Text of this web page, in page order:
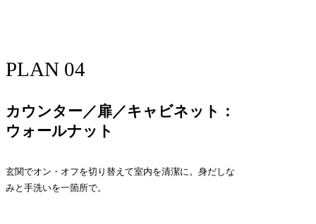
PLAN 04
カウンター／扉／キャビネット：
ウォールナット
玄関でオン・オフを切り替えて室内を清潔に。身だしな
みと手洗いを一箇所で。